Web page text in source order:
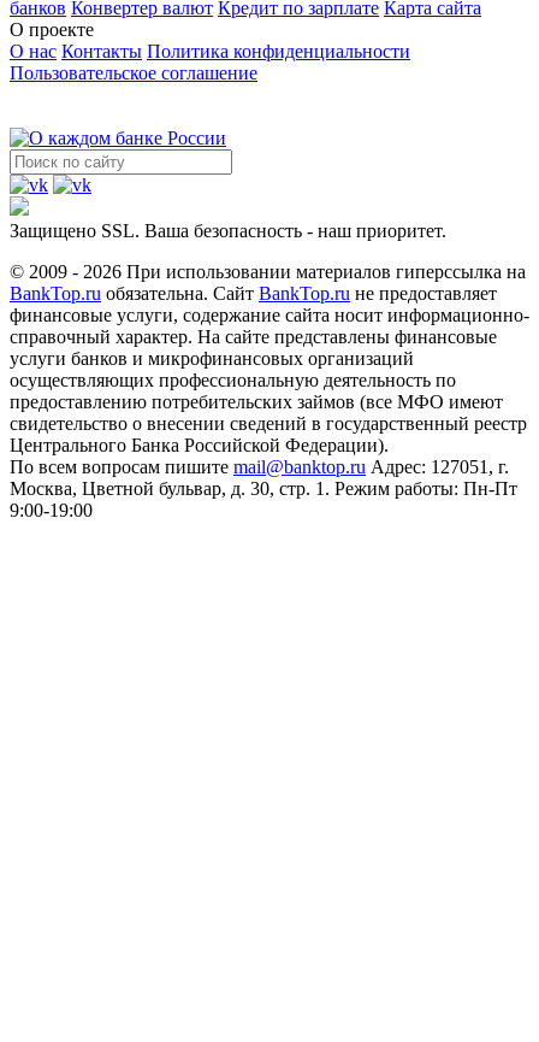
банков Конвертер валют Кредит по зарплате Карта сайта
О проекте
О нас Контакты Политика конфиденциальности
Пользовательское соглашение
Защищено SSL. Ваша безопасность - наш приоритет.
© 2009 - 2026 При использовании материалов гиперссылка на
BankTop.ru обязательна. Сайт BankTop.ru не предоставляет
финансовые услуги, содержание сайта носит информационно-
справочный характер. На сайте представлены финансовые
услуги банков и микрофинансовых организаций
осуществляющих профессиональную деятельность по
предоставлению потребительских займов (все МФО имеют
свидетельство о внесении сведений в государственный реестр
Центрального Банка Российской Федерации).
По всем вопросам пишите mail@banktop.ru Адрес: 127051, г.
Москва, Цветной бульвар, д. 30, стр. 1. Режим работы: Пн-Пт
9:00-19:00